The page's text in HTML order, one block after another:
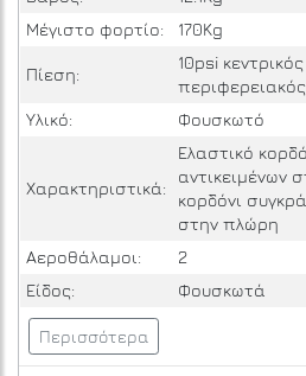
Μέγιστο φορτίο:
170Kg
Πίεση:
10psi
Υλικό:
Φουσκωτό
Χαρακτηριστικά:
Ελαστικό
αντικειμένων
κορδόνι
στην πλώρη
Αεροθάλαμοι:
2
Είδος:
Φουσκωτά
Περισσότερα